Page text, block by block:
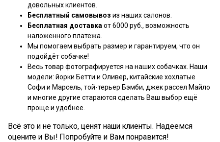
довольных клиентов.
Бесплатный самовывоз из наших салонов.
Бесплатная доставка от 6000 руб., возможность
наложенного платежа.
Мы помогаем выбрать размер и гарантируем, что он
подойдёт собачке!
Весь товар фотографируется на наших собачках. Наши
модели: йорки Бетти и Оливер, китайские хохлатые
Софи и Марсель, той-терьер Бэмби, джек рассел Майло
и многие другие стараются сделать Ваш выбор ещё
проще и удобнее.
Всё это и не только, ценят наши клиенты. Надеемся
оцените и Вы! Попробуйте и Вам понравится!